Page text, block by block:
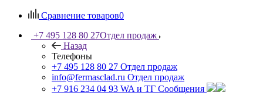
Сравнение товаров0
+7 495 128 80 27Отдел продаж
Назад
Телефоны
+7 495 128 80 27 Отдел продаж
info@fermasclad.ru Отдел продаж
+7 916 234 04 93 WA и ТГ Сообщения